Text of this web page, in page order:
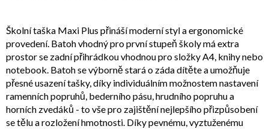
Školní taška Maxi Plus přináší moderní styl a ergonomické
provedení. Batoh vhodný pro první stupeň školy má extra
prostor se zadní přihrádkou vhodnou pro složky A4, knihy nebo
notebook. Batoh se výborně stará o záda dítěte a umožňuje
přesné usazení tašky, díky individuálním možnostem nastavení
ramenních popruhů, bederního pásu, hrudního popruhu a
horních zvedáků - to vše pro zajištění nejlepšího přizpůsobení
se tělu a rozložení hmotnosti. Díky pevnému, vyztuženému